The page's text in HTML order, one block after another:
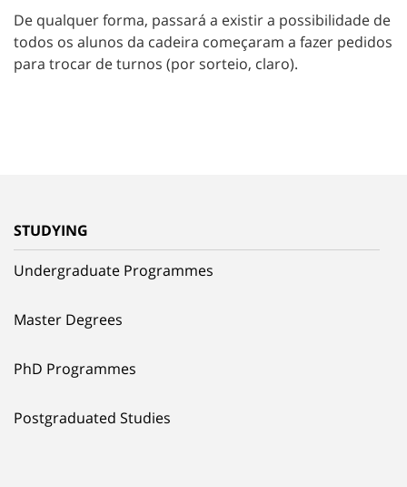
De qualquer forma, passará a existir a possibilidade de
todos os alunos da cadeira começaram a fazer pedidos
para trocar de turnos (por sorteio, claro).
STUDYING
Undergraduate Programmes
Master Degrees
PhD Programmes
Postgraduated Studies